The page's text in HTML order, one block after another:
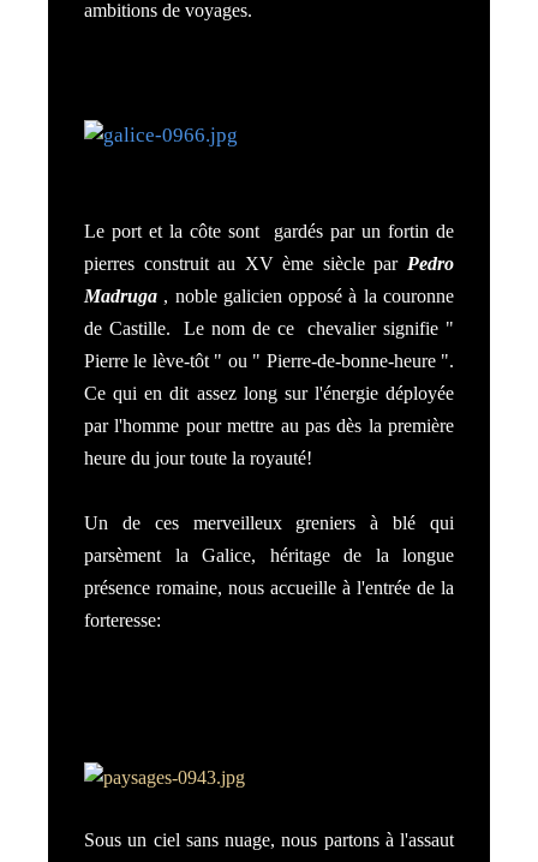
ambitions de voyages.
Le port et la côte sont gardés par un fortin de
pierres construit au XV ème siècle par Pedro
Madruga , noble galicien opposé à la couronne
de Castille. Le nom de ce chevalier signifie "
Pierre le lève-tôt " ou " Pierre-de-bonne-heure ".
Ce qui en dit assez long sur l'énergie déployée
par l'homme pour mettre au pas dès la première
heure du jour toute la royauté!
Un de ces merveilleux greniers à blé qui
parsèment la Galice, héritage de la longue
présence romaine, nous accueille à l'entrée de la
forteresse:
Sous un ciel sans nuage, nous partons à l'assaut